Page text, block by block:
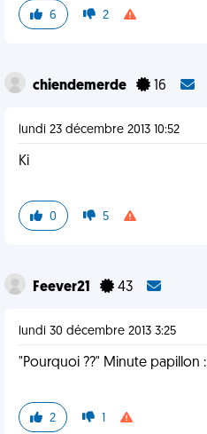
6 2
chiendemerde 16
lundi 23 décembre 2013 10:52
Ki
0 5
Feever21 43
lundi 30 décembre 2013 3:25
"Pourquoi ??" Minute papillon :)
2 1